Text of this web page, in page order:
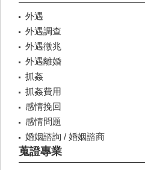
外遇
外遇調查
外遇徵兆
外遇離婚
抓姦
抓姦費用
感情挽回
感情問題
婚姻諮詢 / 婚姻諮商
蒐證專業